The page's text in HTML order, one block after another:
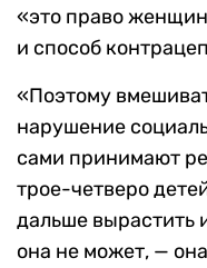
«это право
и способ
«Поэтому
нарушение
сами принимают
трое-четверо
дальше вырастить
она не может, —